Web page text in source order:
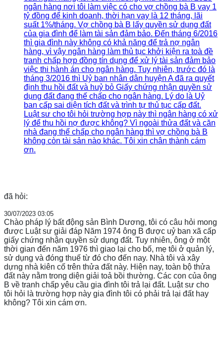
ngân hàng nơi tôi làm việc có cho vợ chồng bà B vay 1
tỷ đồng để kinh doanh, thời hạn vay là 12 tháng, lãi
suất 1%/tháng. Vợ chồng bà B lấy quyền sử dụng đất
của gia đình để làm tài sản đảm bảo. Đến tháng 6/2016
thì gia đình này không có khả năng để trả nợ ngân
hàng, vì vậy ngân hàng làm thủ tục khởi kiện ra toà đề
tranh chấp hợp đồng tín dụng để xử lý tài sản đảm bảo
việc thi hành án cho ngân hàng. Tuy nhiên, trước đó là
tháng 3/2016 thì Uỷ ban nhân dân huyện A đã ra quyết
định thu hồi đất và huỷ bỏ Giấy chứng nhận quyền sử
dụng đất đang thế chấp cho ngân hàng. Lý do là Uỷ
ban cấp sai diện tích đất và trình tự thủ tục cấp đất.
Luật sư cho tôi hỏi trường hợp này thì ngân hàng có xử
lý để thu hồi nợ được không? Vì ngoài thửa đất và căn
nhà đang thế chấp cho ngân hàng thì vợ chồng bà B
không còn tài sản nào khác. Tôi xin chân thành cám
ơn.
đã hỏi:
30/07/2023 03:05
Chào pháp lý bất động sản Bình Dương, tôi có câu hỏi mong
được Luật sư giải đáp Năm 1974 ông B được uỷ ban xã cấp
giấy chứng nhận quyền sử dụng đất. Tuy nhiên, ông ở một
thời gian đến năm 1976 thì giao lại cho bố, mẹ tôi ở quản lý,
sử dụng và đóng thuế từ đó cho đến nay. Nhà tôi và xây
dựng nhà kiên cố trên thửa đất này. Hiện nay, toàn bộ thửa
đất này nằm trong diện giải toả bồi thường. Các con của ông
B về tranh chấp yêu cầu gia đình tôi trả lại đất. Luật sư cho
tôi hỏi là trường hợp này gia đình tôi có phải trả lại đất hay
không? Tôi xin cám ơn.